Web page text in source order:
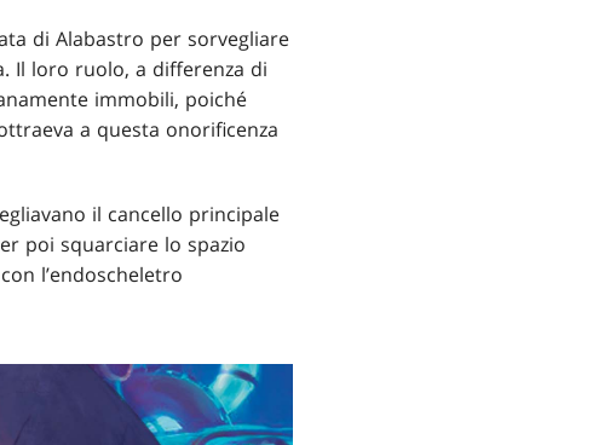
di Alabastro per sorvegliare
Il loro ruolo, a differenza di
immobili, poiché
a questa onorificenza
il cancello principale
poi squarciare lo spazio
l’endoscheletro